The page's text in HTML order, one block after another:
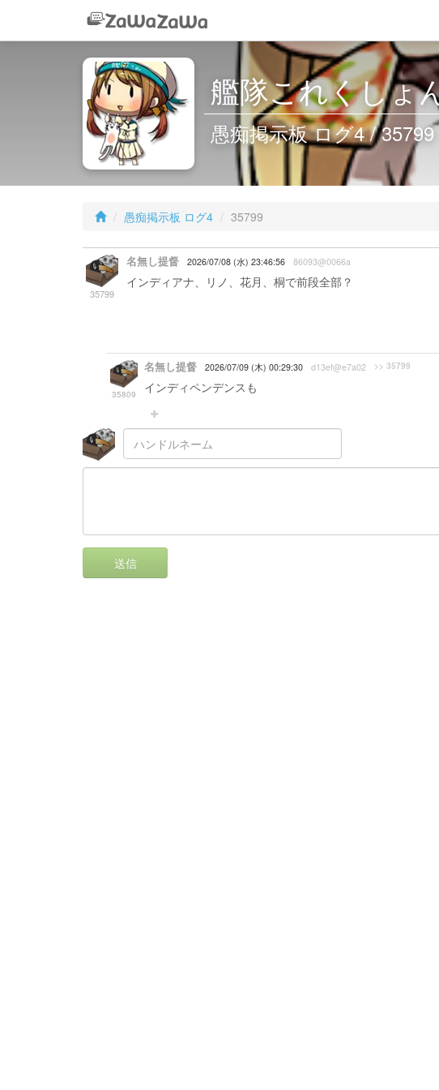
艦隊これくしょ
愚痴掲示板 ログ4 / 35799
愚痴掲示板 ログ4 35799
35799
名無し提督 2026/07/08 (水) 23:46:56 86093@0066a
インディアナ、リノ、花月、桐で前段全部？
35809
名無し提督 2026/07/09 (木) 00:29:30 d13ef@e7a02 >> 35799
インディペンデンスも
送信